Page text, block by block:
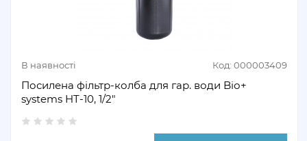
В наявності Код: 000003409
Посилена фільтр-колба для гар. води Bіо+
systems HT-10, 1/2″